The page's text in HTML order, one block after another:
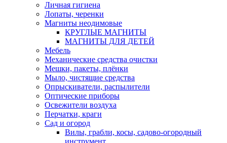
Личная гигиена
Лопаты, черенки
Магниты неодимовые
КРУГЛЫЕ МАГНИТЫ
МАГНИТЫ ДЛЯ ДЕТЕЙ
Мебель
Механические средства очистки
Мешки, пакеты, плёнки
Мыло, чистящие средства
Опрыскиватели, распылители
Оптические приборы
Освежители воздуха
Перчатки, краги
Сад и огород
Вилы, грабли, косы, садово-огородный